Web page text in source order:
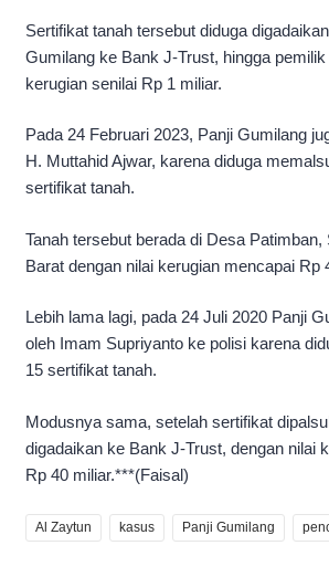
Sertifikat tanah tersebut diduga
Gumilang ke Bank J-Trust, hingga
kerugian senilai Rp 1 miliar.
Pada 24 Februari 2023, Panji Gumilang
H. Muttahid Ajwar, karena diduga
sertifikat tanah.
Tanah tersebut berada di Desa Patimban,
Barat dengan nilai kerugian mencapai Rp
Lebih lama lagi, pada 24 Juli 2020 Panji
oleh Imam Supriyanto ke polisi karena
15 sertifikat tanah.
Modusnya sama, setelah sertifikat
digadaikan ke Bank J-Trust, dengan nilai
Rp 40 miliar.***(Faisal)
Al Zaytun kasus Panji Gumilang